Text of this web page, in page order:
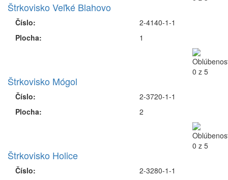
Štrkovisko Veľké Blahovo
Číslo:
Plocha:
2-4140-1-1
1
Štrkovisko Mógol
Číslo:
Plocha:
2-3720-1-1
2
Štrkovisko Holice
Číslo:
2-3280-1-1